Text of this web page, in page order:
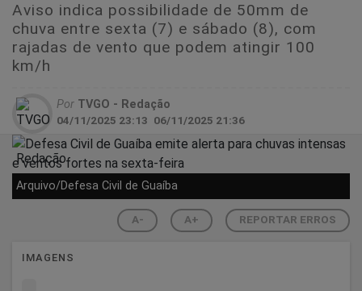
Aviso indica possibilidade de 50mm de
chuva entre sexta (7) e sábado (8), com
rajadas de vento que podem atingir 100
km/h
Por TVGO - Redação
04/11/2025 23:13 06/11/2025 21:36
Arquivo/Defesa Civil de Guaíba
A- A+ REPORTAR ERROS
IMAGENS